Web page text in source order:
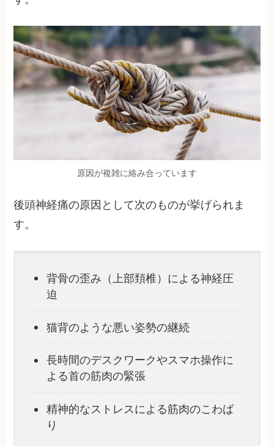
原因が複雑に絡み合っています
後頭神経痛の原因として次のものが挙げられま
す。
背骨の歪み（上部頚椎）による神経圧
迫
猫背のような悪い姿勢の継続
長時間のデスクワークやスマホ操作に
よる首の筋肉の緊張
精神的なストレスによる筋肉のこわば
り